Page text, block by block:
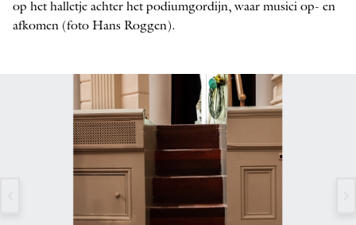
op het halletje achter het podiumgordijn, waar musici op- en
afkomen (foto Hans Roggen).